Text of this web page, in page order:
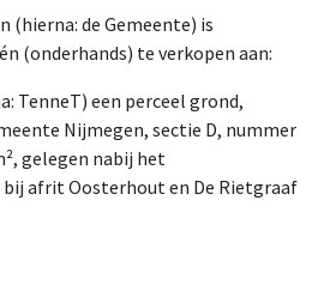
(hierna: de Gemeente) is
(onderhands) te verkopen aan:
TenneT) een perceel grond,
Nijmegen, sectie D, nummer
gelegen nabij het
afrit Oosterhout en De Rietgraaf